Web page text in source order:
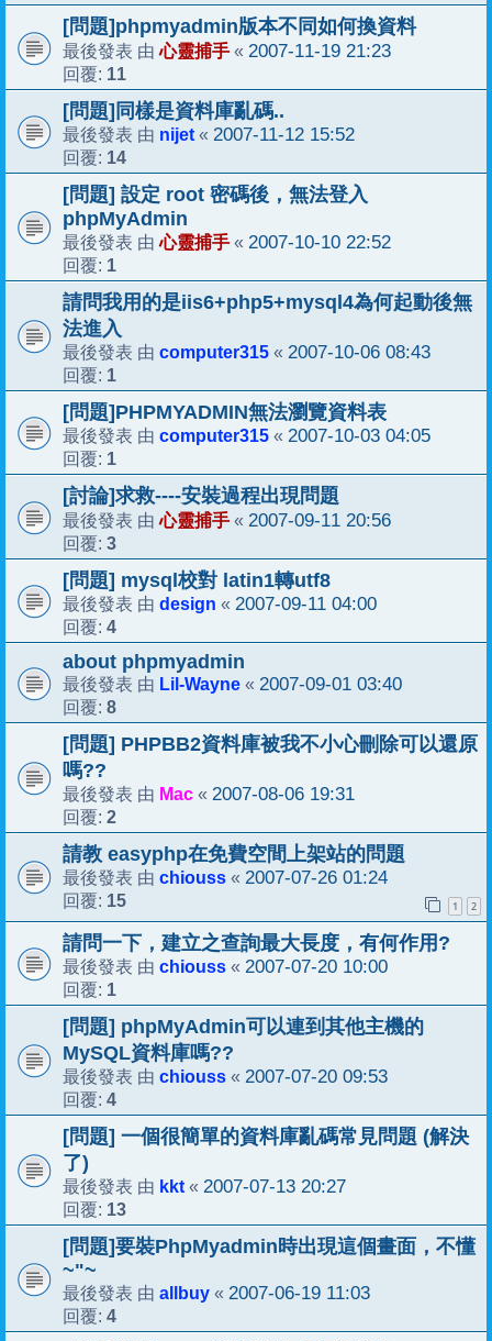
[問題]phpmyadmin版本不同如何換資料
最後發表 由心靈捕手 « 2007-11-19 21:23
回覆: 11
[問題]同樣是資料庫亂碼..
最後發表 由 nijet « 2007-11-12 15:52
回覆: 14
[問題] 設定 root 密碼後，無法登入
phpMyAdmin
最後發表 由心靈捕手 « 2007-10-10 22:52
回覆: 1
請問我用的是iis6+php5+mysql4為何起動後無
法進入
最後發表 由 computer315 « 2007-10-06 08:43
回覆: 1
[問題]PHPMYADMIN無法瀏覽資料表
最後發表 由 computer315 « 2007-10-03 04:05
回覆: 1
[討論]求救----安裝過程出現問題
最後發表 由心靈捕手 « 2007-09-11 20:56
回覆: 3
[問題] mysql校對 latin1轉utf8
最後發表 由 design « 2007-09-11 04:00
回覆: 4
about phpmyadmin
最後發表 由 Lil-Wayne « 2007-09-01 03:40
回覆: 8
[問題] PHPBB2資料庫被我不小心刪除可以還原
嗎??
最後發表 由 Mac « 2007-08-06 19:31
回覆: 2
請教 easyphp在免費空間上架站的問題
最後發表 由 chiouss « 2007-07-26 01:24
回覆: 15 1 2
請問一下，建立之查詢最大長度，有何作用?
最後發表 由 chiouss « 2007-07-20 10:00
回覆: 1
[問題] phpMyAdmin可以連到其他主機的
MySQL資料庫嗎??
最後發表 由 chiouss « 2007-07-20 09:53
回覆: 4
[問題] 一個很簡單的資料庫亂碼常見問題 (解決
了)
最後發表 由 kkt « 2007-07-13 20:27
回覆: 13
[問題]要裝PhpMyadmin時出現這個畫面，不懂
~"~
最後發表 由 allbuy « 2007-06-19 11:03
回覆: 4